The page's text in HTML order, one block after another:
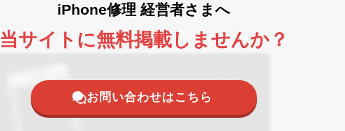
iPhone修理 経営者さまへ
当サイトに無料掲載しませんか？
お問い合わせはこちら